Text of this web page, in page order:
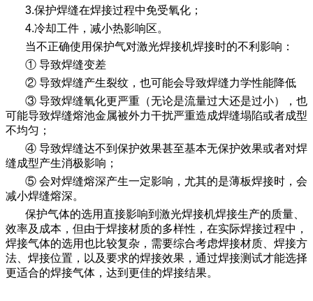
3.保护焊缝在焊接过程中免受氧化；
4.冷却工件，减小热影响区。
当不正确使用保护气对激光焊接机焊接时的不利影响：
① 导致焊缝变差
② 导致焊缝产生裂纹，也可能会导致焊缝力学性能降低
③ 导致焊缝氧化更严重（无论是流量过大还是过小），也
可能导致焊缝熔池金属被外力干扰严重造成焊缝塌陷或者成型
不均匀；
④ 导致焊缝达不到保护效果甚至基本无保护效果或者对焊
缝成型产生消极影响；
⑤ 会对焊缝熔深产生一定影响，尤其的是薄板焊接时，会
减小焊缝熔深。
保护气体的选用直接影响到激光焊接机焊接生产的质量、
效率及成本，但由于焊接材质的多样性，在实际焊接过程中，
焊接气体的选用也比较复杂，需要综合考虑焊接材质、焊接方
法、焊接位置，以及要求的焊接效果，通过焊接测试才能选择
更适合的焊接气体，达到更佳的焊接结果。